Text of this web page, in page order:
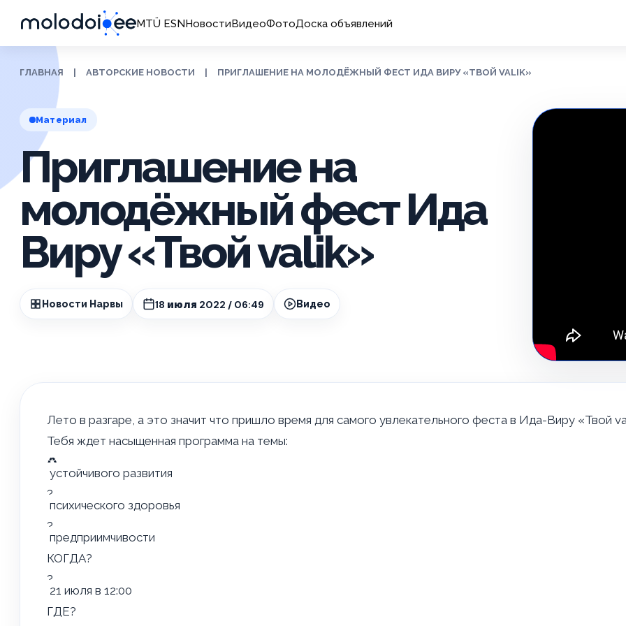
MTÜ ESNНовостиВидеоФотоДоска объявлений
ГЛАВНАЯ АВТОРСКИЕ НОВОСТИ ПРИГЛАШЕНИЕ НА МОЛОДЁЖНЫЙ ФЕСТ ИДА ВИРУ «ТВОЙ VALIK»
Материал
Приглашение на
молодёжный фест Ида
Виру «Твой valik»
Новости Нарвы 18 июля 2022 / 06:49 Видео
Лето в разгаре, а это значит что пришло время для самого увлекательного феста в Ида-Виру «Твой
Тебя ждет насыщенная программа на темы:
устойчивого развития
психического здоровья
предприимчивости
КОГДА?
21 июля в 12:00
ГДЕ?